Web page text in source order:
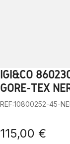
1 2 3
IGI&CO
GORE-TEX
REF:10800252-45-
115,00 €